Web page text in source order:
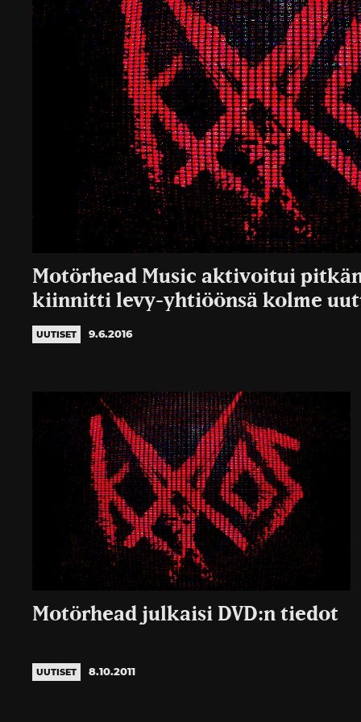
Motörhead Music aktivoitui
kiinnitti levy-yhtiöönsä kolme
UUTISET 9.6.2016
Motörhead julkaisi DVD:n tiedot
UUTISET 8.10.2011